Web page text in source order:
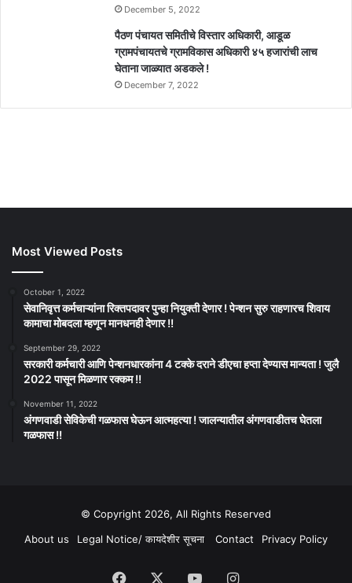
December 5, 2022
पैठण पंचायत समितीचे विस्तार अधिकारी, आडूळ
ग्रामपंचायतचे ग्रामविकास अधिकारी ४५ हजारांची लाच
घेताना जाळ्यात अडकले !
December 7, 2022
Most Viewed Posts
October 1, 2022
सेवानिवृत्त कर्मचाऱ्यांना रिक्तपदावर पुन्हा नियुक्ती देणार ! पेन्शन सुरु राहणारच शिवाय
कामाचा मोबदला म्हणून मानधनही देणार !!
September 29, 2022
सरकारी कर्मचारी आणि पेन्शनधारकांना 4 टक्के दराने डीएचा हप्ता देण्यास मान्यता ! जुलै
2022 पासून मिळणार रक्कम !!
November 11, 2022
अंगणवाडी सेविकेची गळफास घेऊन आत्महत्या ! जालन्यातील अंगणवाडीतच घेतला
गळफास !!
© Copyright 2026, All Rights Reserved
About us
Legal Notice/ कायदेशीर सूचना Contact Privacy Policy
Facebook YouTubeInstagram